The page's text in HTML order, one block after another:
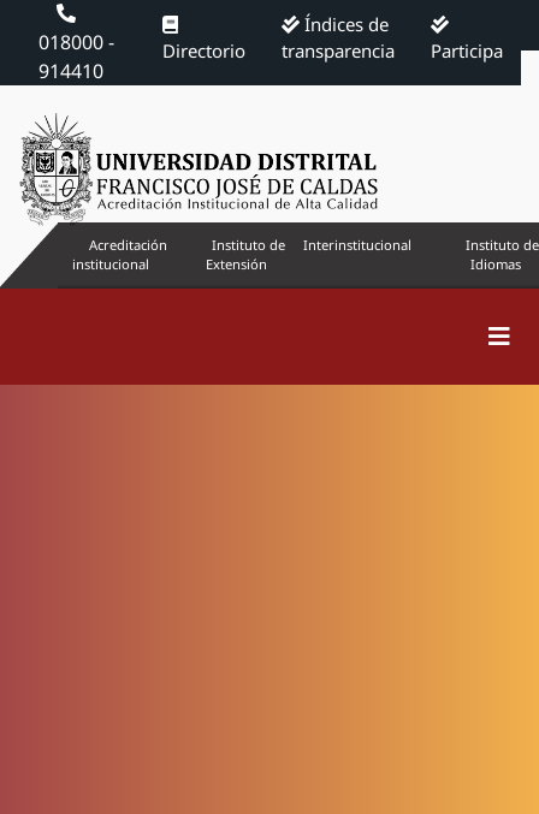
018000 -
914410
Directorio
Índices de
transparencia
Participa
Acreditación
institucional
Instituto de
Extensión
Interinstitucional
Instituto de
Idiomas